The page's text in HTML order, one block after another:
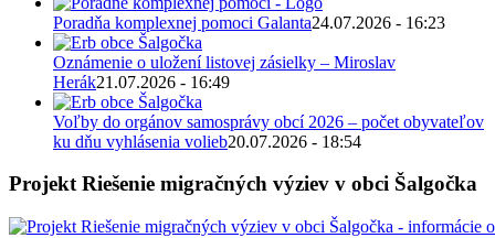
Poradňa komplexnej pomoci Galanta24.07.2026 - 16:23
Oznámenie o uložení listovej zásielky – Miroslav
Herák21.07.2026 - 16:49
Voľby do orgánov samosprávy obcí 2026 – počet obyvateľov
ku dňu vyhlásenia volieb20.07.2026 - 18:54
Projekt Riešenie migračných výziev v obci Šalgočka